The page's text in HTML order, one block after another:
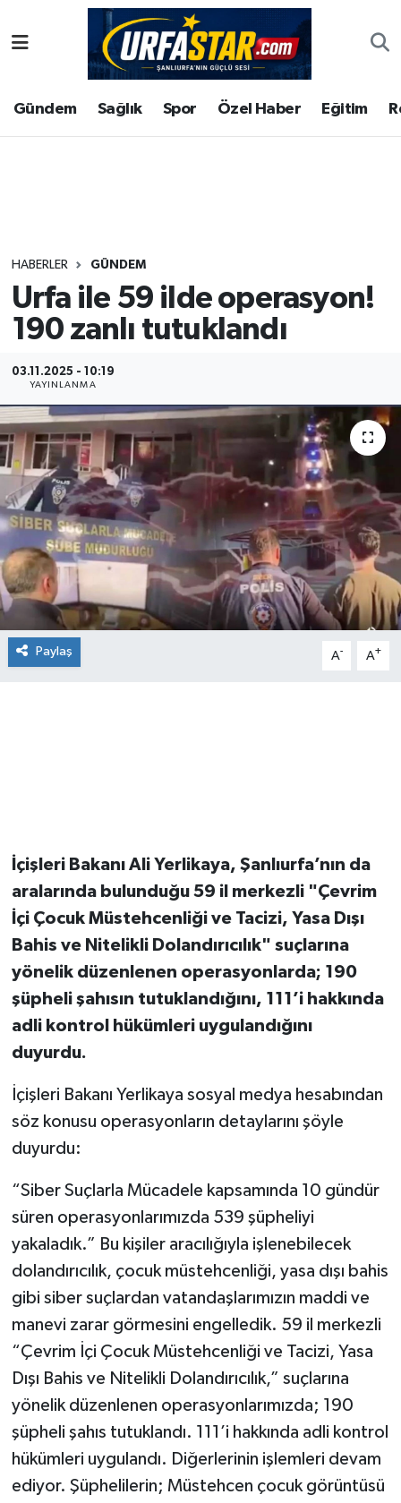
Gündem Sağlık Spor Özel Haber Eğitim
HABERLER GÜNDEM
Urfa ile 59 ilde operasyon!
190 zanlı tutuklandı
03.11.2025 - 10:19
YAYINLANMA
Paylaş A- A+
İçişleri Bakanı Ali Yerlikaya, Şanlıurfa’nın da
aralarında bulunduğu 59 il merkezli "Çevrim
İçi Çocuk Müstehcenliği ve Tacizi, Yasa Dışı
Bahis ve Nitelikli Dolandırıcılık" suçlarına
yönelik düzenlenen operasyonlarda; 190
şüpheli şahısın tutuklandığını, 111’i hakkında
adli kontrol hükümleri uygulandığını
duyurdu.
İçişleri Bakanı Yerlikaya sosyal medya hesabından
söz konusu operasyonların detaylarını şöyle
duyurdu:
“Siber Suçlarla Mücadele kapsamında 10 gündür
süren operasyonlarımızda 539 şüpheliyi
yakaladık.” Bu kişiler aracılığıyla işlenebilecek
dolandırıcılık, çocuk müstehcenliği, yasa dışı bahis
gibi siber suçlardan vatandaşlarımızın maddi ve
manevi zarar görmesini engelledik. 59 il merkezli
“Çevrim İçi Çocuk Müstehcenliği ve Tacizi, Yasa
Dışı Bahis ve Nitelikli Dolandırıcılık,” suçlarına
yönelik düzenlenen operasyonlarımızda; 190
şüpheli şahıs tutuklandı. 111’i hakkında adli kontrol
hükümleri uygulandı. Diğerlerinin işlemleri devam
ediyor. Şüphelilerin; Müstehcen çocuk görüntüsü
ASAYİS
ÇEVRE
Gündem
Kültür
Magazin
Şanlıurfa Nöbetçi Eczaneler
Şanlıurfa Hava Durumu
Tüm Manşetler
Son Dakika Haberleri
Haber Arşivi